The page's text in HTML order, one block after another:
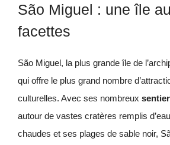
São Miguel : une île
facettes
São Miguel, la plus grande île de
qui offre le plus grand nombre
culturelles. Avec ses nombreux
autour de vastes cratères remplis
chaudes et ses plages de sable noir,